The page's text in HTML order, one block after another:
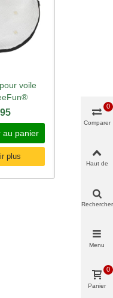
voile
au panier
plus
Comparer
0
Haut de
Rechercher
Menu
Panier
0